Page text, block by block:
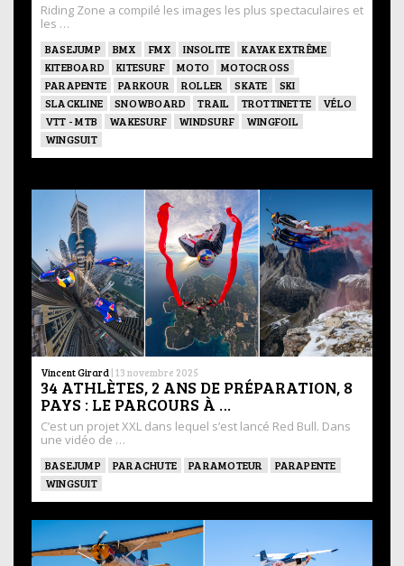
Riding Zone a compilé les images les plus spectaculaires et
les …
BASEJUMP BMX FMX INSOLITE
KAYAK EXTRÊME
KITEBOARD
KITESURF MOTO
MOTOCROSS
PARAPENTE
PARKOUR ROLLER SKATE
SKI
SLACKLINE
SNOWBOARD TRAIL TROTTINETTE
VÉLO
VTT - MTB
WAKESURF WINDSURF
WINGFOIL
WINGSUIT
Vincent Girard | 13 novembre 2025
34 ATHLÈTES, 2 ANS DE PRÉPARATION, 8
PAYS : LE PARCOURS À …
C’est un projet XXL dans lequel s’est lancé Red Bull. Dans
une vidéo de …
BASEJUMP PARACHUTE PARAMOTEUR
PARAPENTE
WINGSUIT